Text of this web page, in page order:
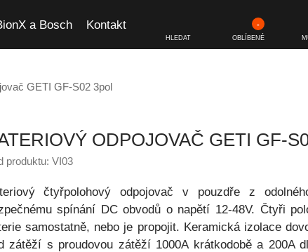
a Bosch Kontakt
HLEDAT OBLÍBENÉ
-
GETI GF-S02 3pol
ODPOJOVAČ GETI GF-
produktu: VI03
čtyřpolohový odpojovač v pouzdře z
spínání DC obvodů o napětí 12-48V. Čtyři
samostatně, nebo je propojit. Keramická izolace
zátěží s proudovou zátěží 1000A krátkodobě a 200A